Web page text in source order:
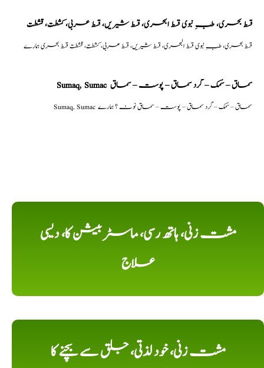
قسط بحری، طبِ نبوی قسط البحری، قسط شیریں، قسط عربی، كشطت، قشطت
قسط بحری، طبِ نبوی قسط البحری، قسط شیریں، قسط عربی، كشطت، قشطت قسط بحری ہمارے
Sumaq, Sumac سماق – سُمک – گرد سماق – پوست – سماق
Sumaq, Sumac سماق – سُمک – گرد سماق – پوست – سماق نوٹ ؟ ہمارے
مشت زنی، ہاتھ رسی، ماسٹر بیشن کا، دیسی
علاج
مشت زنی، خود لذتی، جلق سے بچنے کا